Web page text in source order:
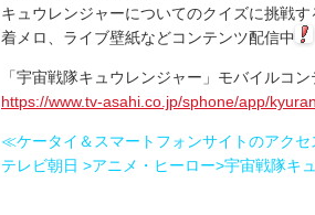
キュウレンジャーについてのクイズに挑戦す
着メロ、ライブ壁紙などコンテンツ配信中
「宇宙戦隊キュウレンジャー」モバイルコ
https://www.tv-asahi.co.jp/sphone/app/
≪ケータイ＆スマートフォンサイトのアク
テレビ朝日 >アニメ・ヒーロー>宇宙戦隊キ